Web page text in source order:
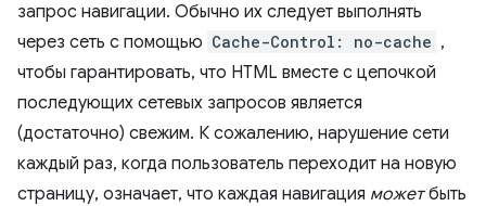
запрос навигации. Обычно их следует выполнять
через сеть с помощью Cache-Control: no-cache ,
чтобы гарантировать, что HTML вместе с цепочкой
последующих сетевых запросов является
(достаточно) свежим. К сожалению, нарушение сети
каждый раз, когда пользователь переходит на новую
страницу, означает, что каждая навигация можетбыть